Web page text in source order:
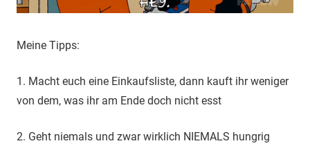
Meine Tipps:
1. Macht euch eine Einkaufsliste, dann kauft ihr weniger
von dem, was ihr am Ende doch nicht esst
2. Geht niemals und zwar wirklich NIEMALS hungrig